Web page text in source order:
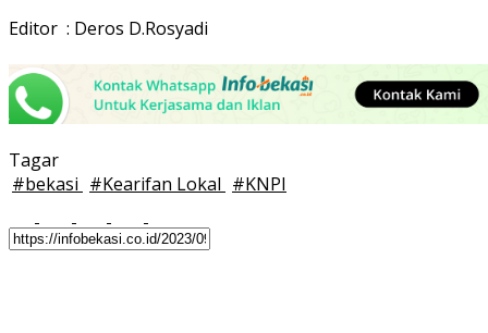
Editor : Deros D.Rosyadi
Tagar
#bekasi #Kearifan Lokal #KNPI